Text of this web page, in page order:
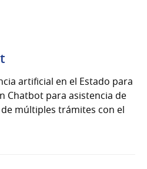
artificial en el Estado para
Chatbot para asistencia de
múltiples trámites con el